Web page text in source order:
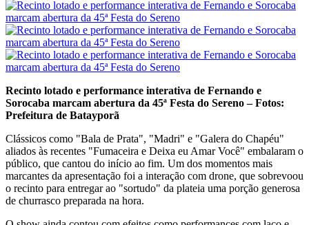
Recinto lotado e performance interativa de Fernando e
Sorocaba marcam abertura da 45ª Festa do Sereno – Fotos:
Prefeitura de Batayporã
Clássicos como "Bala de Prata", "Madri" e "Galera do Chapéu"
aliados às recentes "Fumaceira e Deixa eu Amar Você" embalaram o
público, que cantou do início ao fim. Um dos momentos mais
marcantes da apresentação foi a interação com drone, que sobrevoou
o recinto para entregar ao "sortudo" da plateia uma porção generosa
de churrasco preparada na hora.